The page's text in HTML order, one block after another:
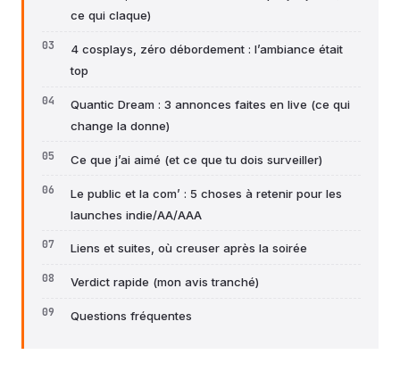
ce qui claque)
4 cosplays, zéro débordement : l’ambiance était
top
Quantic Dream : 3 annonces faites en live (ce qui
change la donne)
Ce que j’ai aimé (et ce que tu dois surveiller)
Le public et la com’ : 5 choses à retenir pour les
launches indie/AA/AAA
Liens et suites, où creuser après la soirée
Verdict rapide (mon avis tranché)
Questions fréquentes